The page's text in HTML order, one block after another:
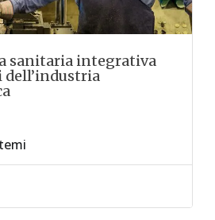
sanitaria integrativa
dell’industria